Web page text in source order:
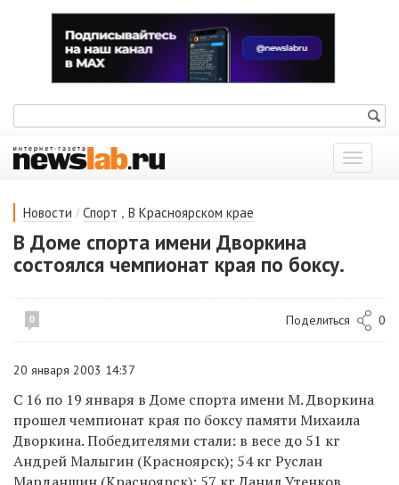
Показать
меню
Новости / Спорт , В Красноярском крае
В Доме спорта имени Дворкина
состоялся чемпионат края по боксу.
0 Поделиться 0
20 января 2003 14:37
С 16 по 19 января в Доме спорта имени М. Дворкина
прошел чемпионат края по боксу памяти Михаила
Дворкина. Победителями стали: в весе до 51 кг
Андрей Малыгин (Красноярск); 54 кг Руслан
Марданшин (Красноярск); 57 кг Данил Утенков